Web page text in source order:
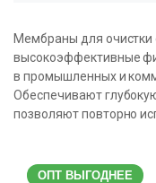
Мембраны для очистки
высокоэффективные
в промышленных и
Обеспечивают
позволяют повторно
ОПТ ВЫГОДНЕЕ